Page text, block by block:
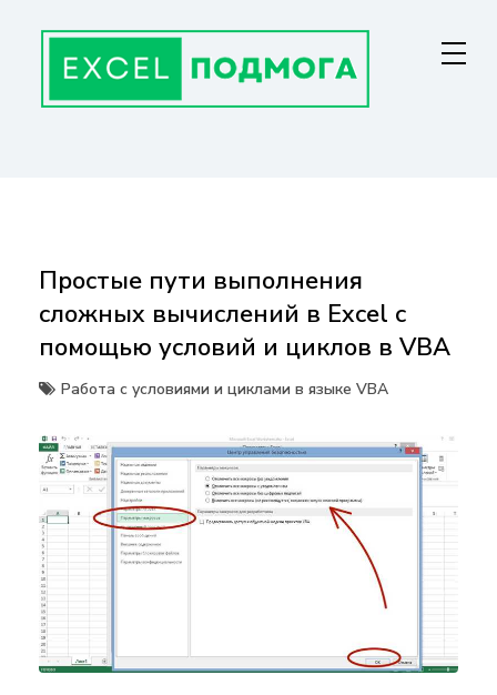
содержанию
Простые пути выполнения
сложных вычислений в Excel с
помощью условий и циклов в VBA
Работа с условиями и циклами в языке VBA